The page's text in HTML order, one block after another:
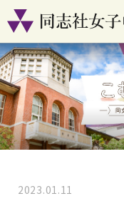
2023.01.11